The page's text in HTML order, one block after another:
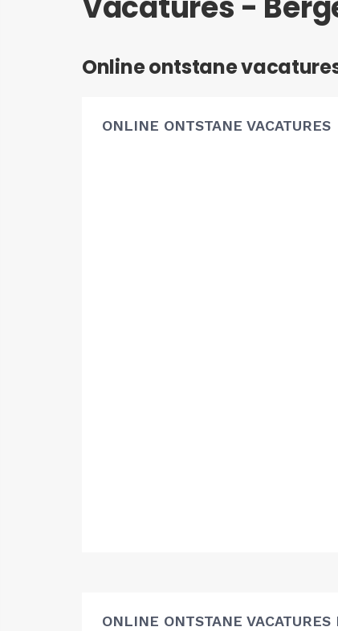
Online ontstane
ONLINE ONTSTANE VACATURES
ONLINE ONTSTANE VACATURES